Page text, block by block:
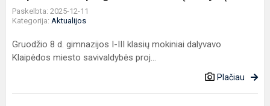
Paskelbta: 2025-12-11
Kategorija: Aktualijos
Gruodžio 8 d. gimnazijos I-III klasių mokiniai dalyvavo
Klaipėdos miesto savivaldybės proj...
Plačiau